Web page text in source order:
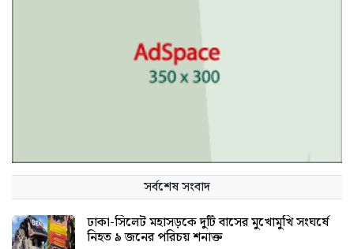
সর্বশেষ সংবাদ
ঢাকা-সিলেট মহাসড়কে দুটি বাসের মুখোমুখি সংঘর্ষে
নিহত ৯ জনের পরিচয় শনাক্ত